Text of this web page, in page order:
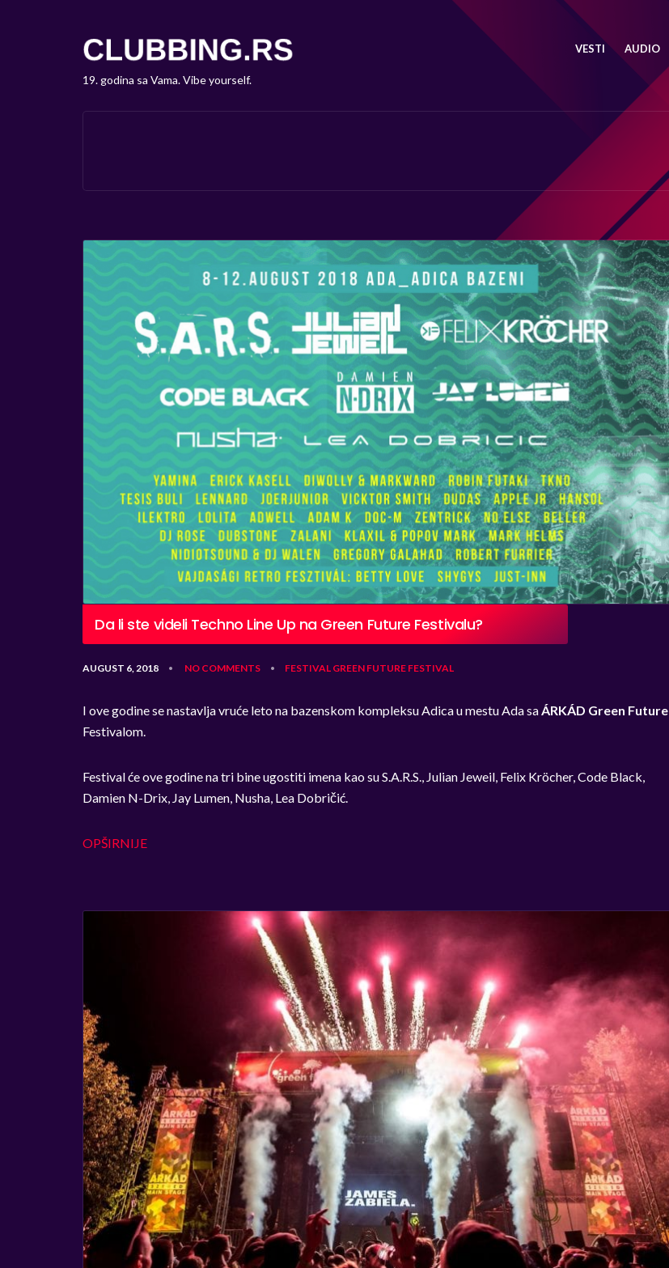
19. godina sa Vama. Vibe yourself.
VESTI AUDIO
Da li ste videli Techno Line Up na Green Future Festivalu?
AUGUST 6, 2018 • NO COMMENTS • FESTIVAL GREEN FUTURE FESTIVAL
I ove godine se nastavlja vruće leto na bazenskom kompleksu Adica u mestu Ada sa ÁRKÁD Green Future
Festivalom.
Festival će ove godine na tri bine ugostiti imena kao su S.A.R.S., Julian Jeweil, Felix Kröcher, Code Black,
Damien N-Drix, Jay Lumen, Nusha, Lea Dobričić.
OPŠIRNIJE